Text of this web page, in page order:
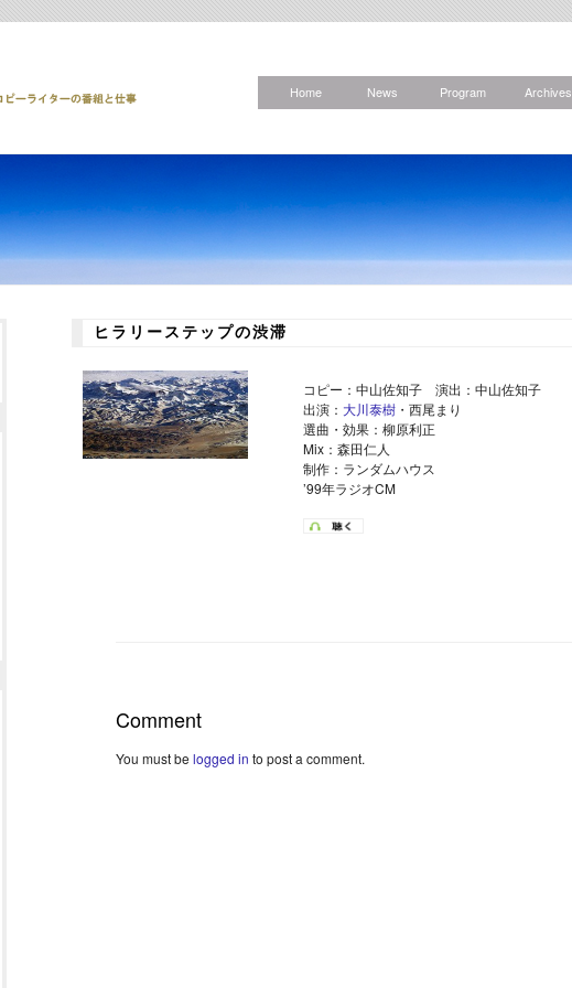
Home News Program Archives
ヒラリーステップの渋滞
コピー：中山佐知子 演出：中山佐知子
出演： 大川泰樹・西尾まり
選曲・効果：柳原利正
Mix：森田仁人
制作：ランダムハウス
’99年ラジオCM
Comment
You must be logged in to post a comment.